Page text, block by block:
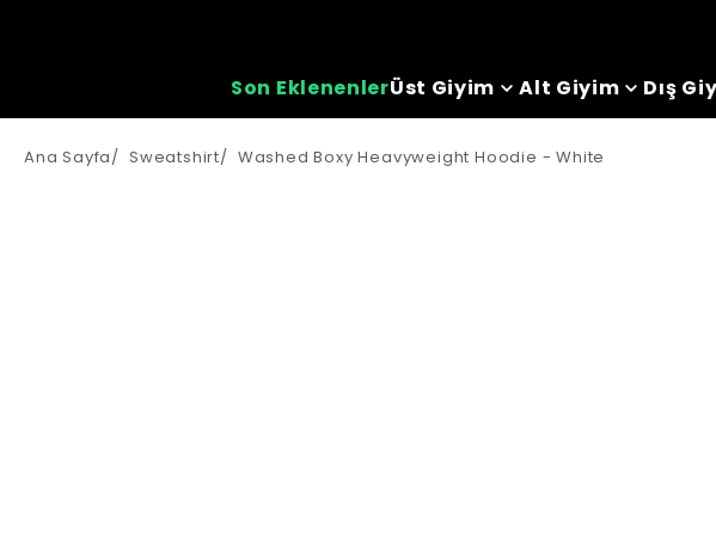
Son EklenenlerÜst Giyim Alt Giyim Dış
Ana Sayfa/ Sweatshirt/ Washed Boxy Heavyweight Hoodie - White